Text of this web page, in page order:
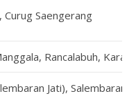
Curug Saengerang
Rancalabuh,
Jati), Salembaran